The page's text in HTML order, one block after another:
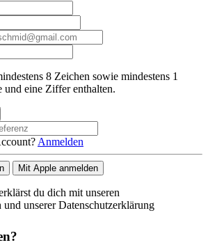
8 Zeichen sowie mindestens 1
und eine Ziffer enthalten.
Anmelden
Mit Apple anmelden
du dich mit unseren
unserer Datenschutzerklärung